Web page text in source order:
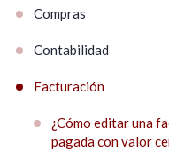
Compras
Contabilidad
Facturación
¿Cómo editar una
pagada con valor